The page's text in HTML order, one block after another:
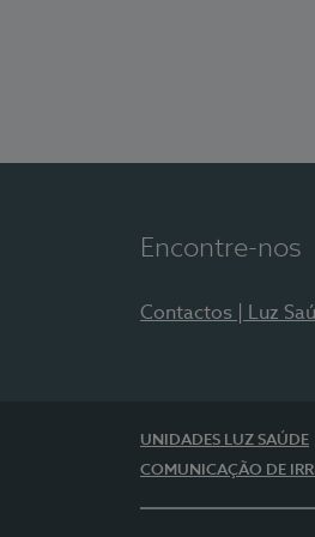
Encontre-nos
Contactos | Luz
UNIDADES LUZ SAÚDE
COMUNICAÇÃO DE